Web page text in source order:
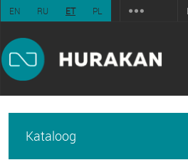
EN RU ET PL
Kataloog